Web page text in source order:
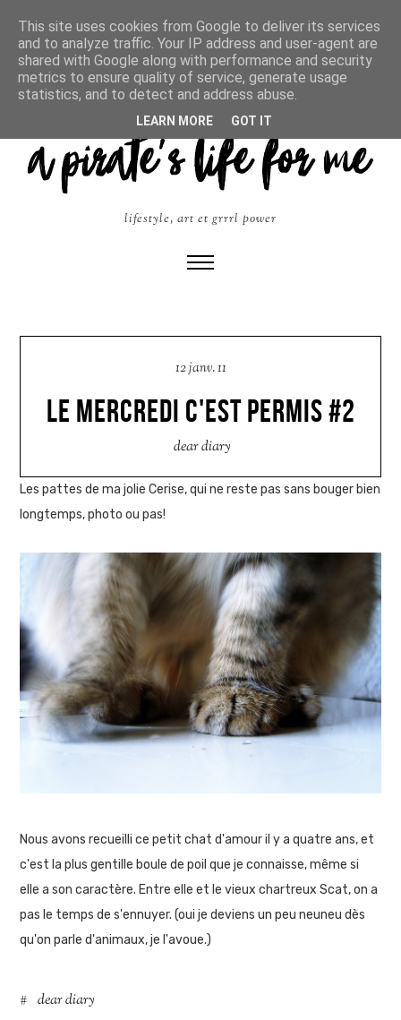
lifestyle, art et grrrl power
12 janv. 11
LE MERCREDI C'EST PERMIS #2
dear diary
Les pattes de ma jolie Cerise, qui ne reste pas sans bouger bien
longtemps, photo ou pas!
Nous avons recueilli ce petit chat d'amour il y a quatre ans, et
c'est la plus gentille boule de poil que je connaisse, même si
elle a son caractère. Entre elle et le vieux chartreux Scat, on a
pas le temps de s'ennuyer. (oui je deviens un peu neuneu dès
qu'on parle d'animaux, je l'avoue.)
dear diary
This site uses cookies from Google to deliver its services
and to analyze traffic. Your IP address and user-agent are
shared with Google along with performance and security
metrics to ensure quality of service, generate usage
statistics, and to detect and address abuse.
LEARN MORE GOT IT